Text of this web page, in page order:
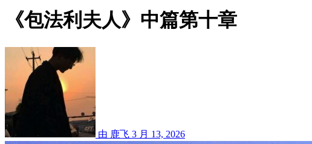
《包法利夫人》中篇第十章
由 鹿飞 3 月 13, 2026